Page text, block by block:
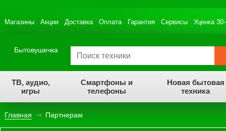
Магазины Акции Доставка Оплата Гарантия Сервисы Уценка
Бытовушечка
ТВ, аудио,
игры
Смартфоны и
телефоны
Новая бытовая
техника
Главная Партнерам